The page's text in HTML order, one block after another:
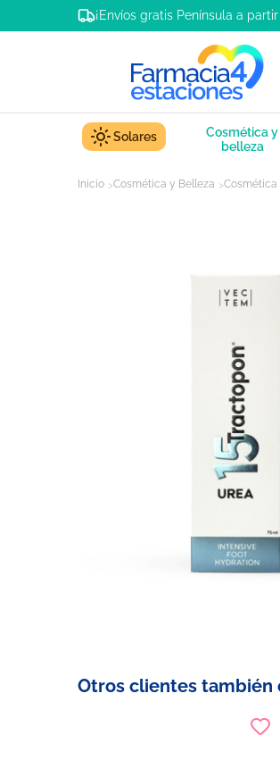
¡Envíos gratis Península a
Solares
Cosmética y
belleza
Inicio Cosmética y Belleza Cosmética
Otros clientes también